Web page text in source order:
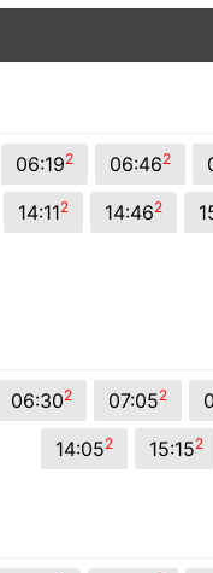
06:192 06:462
14:112 14:462
06:302 07:052
14:052 15:152